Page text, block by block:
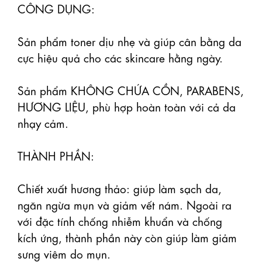
CÔNG DỤNG:
Sản phẩm toner dịu nhẹ và giúp cân bằng da
cực hiệu quả cho các skincare hằng ngày.
Sản phẩm KHÔNG CHỨA CỒN, PARABENS,
HƯƠNG LIỆU, phù hợp hoàn toàn với cả da
nhạy cảm.
THÀNH PHẦN:
Chiết xuất hương thảo: giúp làm sạch da,
ngăn ngừa mụn và giảm vết nám. Ngoài ra
với đặc tính chống nhiễm khuẩn và chống
kích ứng, thành phần này còn giúp làm giảm
sưng viêm do mụn.